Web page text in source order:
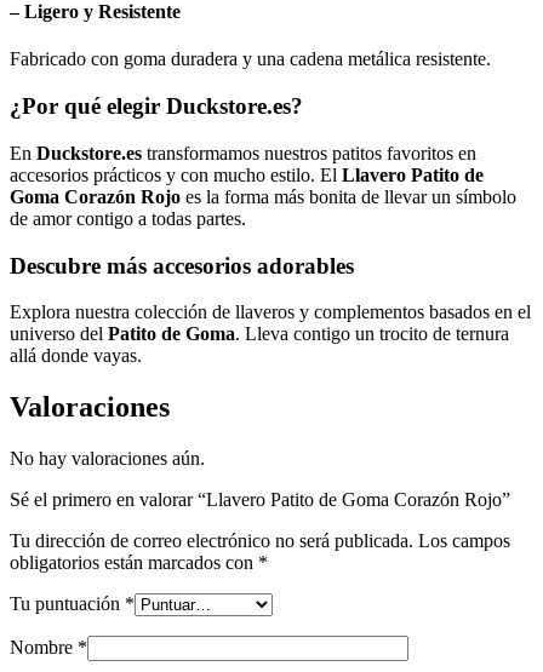
– Ligero y Resistente
Fabricado con goma duradera y una cadena metálica resistente.
¿Por qué elegir Duckstore.es?
En Duckstore.es transformamos nuestros patitos favoritos en
accesorios prácticos y con mucho estilo. El Llavero Patito de
Goma Corazón Rojo es la forma más bonita de llevar un símbolo
de amor contigo a todas partes.
Descubre más accesorios adorables
Explora nuestra colección de llaveros y complementos basados en el
universo del Patito de Goma. Lleva contigo un trocito de ternura
allá donde vayas.
Valoraciones
No hay valoraciones aún.
Sé el primero en valorar “Llavero Patito de Goma Corazón Rojo”
Tu dirección de correo electrónico no será publicada. Los campos
obligatorios están marcados con *
Tu puntuación *
Nombre *